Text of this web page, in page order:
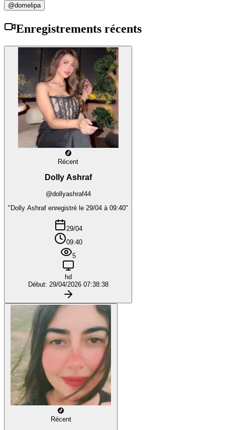
@domelipa
Enregistrements récents
Récent
Dolly Ashraf
@dollyashraf44
"Dolly Ashraf enregistré le 29/04 à 09:40"
29/04
09:40
5
hd
Début: 29/04/2026 07:38:38
Récent